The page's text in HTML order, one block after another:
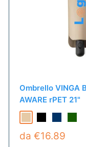
Ombrello VINGA
AWARE rPET 21"
da €16.89